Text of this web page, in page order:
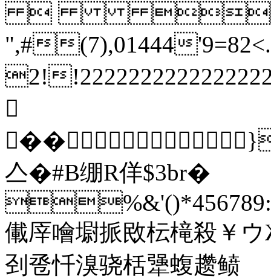
 
",#(7),01444
2!
亼�#B绷R佯$3br�
儎厗噲墛挀敃枟槞殺￥
刭卺忏溴骁栝犟蝮趱鲼